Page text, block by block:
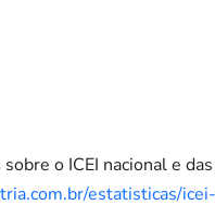
o ICEI nacional e
estatisticas/